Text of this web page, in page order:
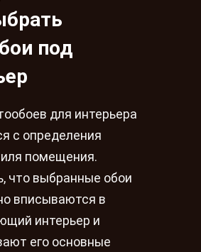
под
для интерьера
с определения
помещения.
что выбранные обои
вписываются в
интерьер и
его основные